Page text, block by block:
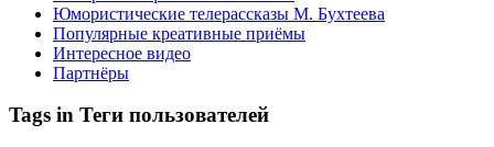
Юмористические телерассказы М. Бухтеева
Популярные креативные приёмы
Интересное видео
Партнёры
Tags in Теги пользователей